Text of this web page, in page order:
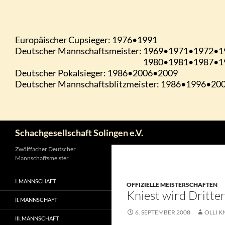
Schachgesellschaft Solingen e.V.
OFFIZIELLE MEISTERSCHAFTEN
Kniest wird
6. SEPTEMBER 2008 OLLI
Zwölffacher Deutscher
Mannschaftsmeister
I. MANNSCHAFT
II. MANNSCHAFT
III. MANNSCHAFT